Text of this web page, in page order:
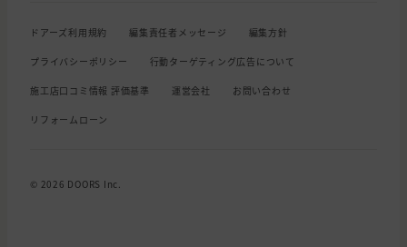
ドアーズ利用規約 編集責任者メッセージ 編集方針
プライバシーポリシー 行動ターゲティング広告について
施工店口コミ情報 評価基準 運営会社 お問い合わせ
リフォームローン
© 2026 DOORS Inc.